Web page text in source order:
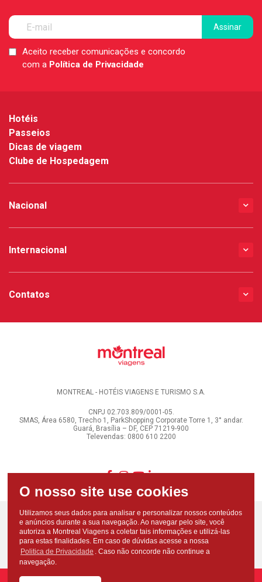
LGPDAceito receber comunicações e concordo
com a Política de Privacidade
Hotéis
Passeios
Dicas de viagem
Clube de Hospedagem
Nacional
Internacional
Contatos
MONTREAL - HOTÉIS VIAGENS E TURISMO S.A.
CNPJ 02.703.809/0001-05.
SMAS, Área 6580, Trecho 1, ParkShopping Corporate Torre 1, 3° andar.
Guará, Brasília – DF, CEP 71219-900
Televendas: 0800 610 2200
Utilizamos seus dados para analisar e personalizar nossos conteúdos
e anúncios durante a sua navegação. Ao navegar pelo site, você
autoriza a Montreal Viagens a coletar tais informações e utilizá-las
para estas finalidades. Em caso de dúvidas acesse a nossa
Politica de Privacidade . Caso não concorde não continue a
navegação.